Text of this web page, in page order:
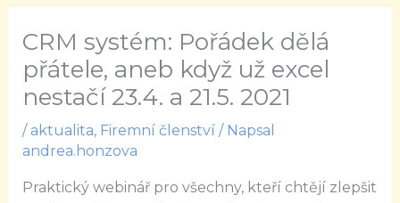
CRM systém: Pořádek dělá
přátele, aneb když už excel
nestačí 23.4. a 21.5. 2021
/ aktualita, Firemní členství/ Napsal
andrea.honzova
Praktický webinář pro všechny, kteří chtějí zlepšit